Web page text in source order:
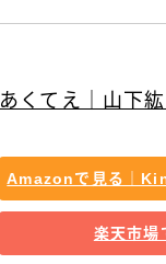
あくてえ｜山下
Amazonで見る｜
楽天市場